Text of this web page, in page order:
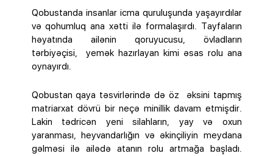
Qobustanda insanlar icma quruluşunda yaşayırdılar
və qohumluq ana xətti ilə formalaşırdı. Tayfaların
həyatında ailənin qoruyucusu, övladların
tərbiyəçisi, yemək hazırlayan kimi əsas rolu ana
oynayırdı.
Qobustan qaya təsvirlərində də öz əksini tapmış
matriarxat dövrü bir neçə minillik davam etmişdir.
Lakin tədricən yeni silahların, yay və oxun
yaranması, heyvandarlığın və əkinçiliyin meydana
gəlməsi ilə ailədə atanın rolu artmağa başladı.